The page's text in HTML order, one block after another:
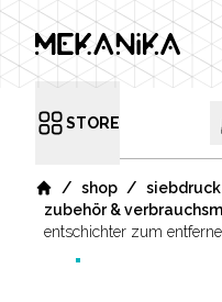
MEKANIKA
Open menu
STORE
Home
/ shop / siebdruck
zubehör &
entschichter zum